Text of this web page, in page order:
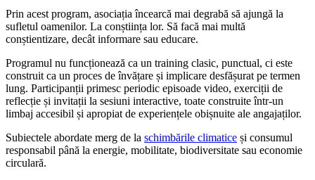
Prin acest program, asociația încearcă mai degrabă să ajungă la
sufletul oamenilor. La conștiința lor. Să facă mai multă
conștientizare, decât informare sau educare.
Programul nu funcționează ca un training clasic, punctual, ci este
construit ca un proces de învățare și implicare desfășurat pe termen
lung. Participanții primesc periodic episoade video, exerciții de
reflecție și invitații la sesiuni interactive, toate construite într-un
limbaj accesibil și apropiat de experiențele obișnuite ale angajaților.
Subiectele abordate merg de la schimbările climatice și consumul
responsabil până la energie, mobilitate, biodiversitate sau economie
circulară.